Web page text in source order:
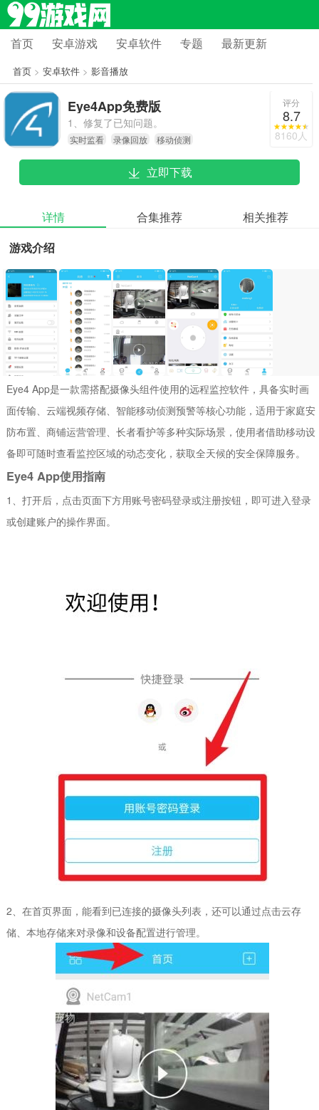
首页 安卓游戏 安卓软件 专题 最新更新
首页> 安卓软件> 影音播放
Eye4App免费版
1、修复了已知问题。
实时监看 录像回放 移动侦测
评分
8.7
8160人
立即下载
详情 合集推荐
相关推荐
游戏介绍
Eye4 App是一款需搭配摄像头组件使用的远程监控软件，具备实时画
面传输、云端视频存储、智能移动侦测预警等核心功能，适用于家庭安
防布置、商铺运营管理、长者看护等多种实际场景，使用者借助移动设
备即可随时查看监控区域的动态变化，获取全天候的安全保障服务。
Eye4 App使用指南
1、打开后，点击页面下方用账号密码登录或注册按钮，即可进入登录
或创建账户的操作界面。
2、在首页界面，能看到已连接的摄像头列表，还可以通过点击云存
储、本地存储来对录像和设备配置进行管理。